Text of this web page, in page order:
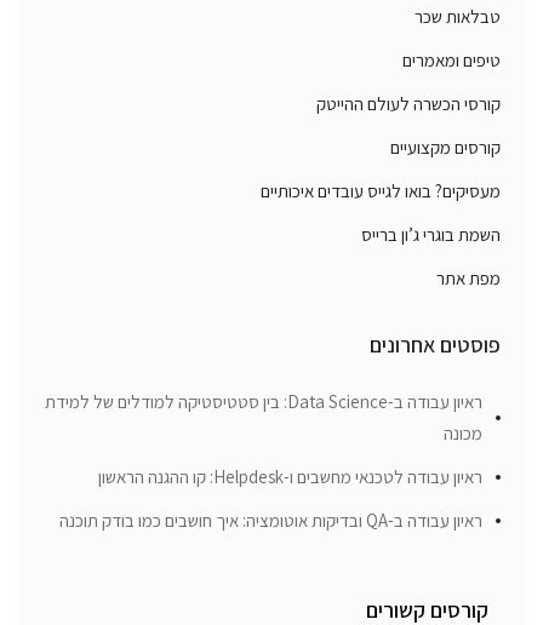
טבלאות שכר
טיפים ומאמרים
קורסי הכשרה לעולם ההייטק
קורסים מקצועיים
מעסיקים? בואו לגייס עובדים איכותיים
השמת בוגרי ג’ון ברייס
מפת אתר
פוסטים אחרונים
ראיון עבודה ב-Data Science: בין סטטיסטיקה למודלים של למידת
מכונה
ראיון עבודה לטכנאי מחשבים ו-Helpdesk: קו ההגנה הראשון
ראיון עבודה ב-QA ובדיקות אוטומציה: איך חושבים כמו בודק תוכנה
קורסים קשורים